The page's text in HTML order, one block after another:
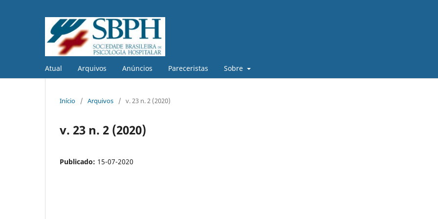
Atual Arquivos Anúncios Pareceristas Sobre
Início / Arquivos / v. 23 n. 2 (2020)
v. 23 n. 2 (2020)
Publicado: 15-07-2020